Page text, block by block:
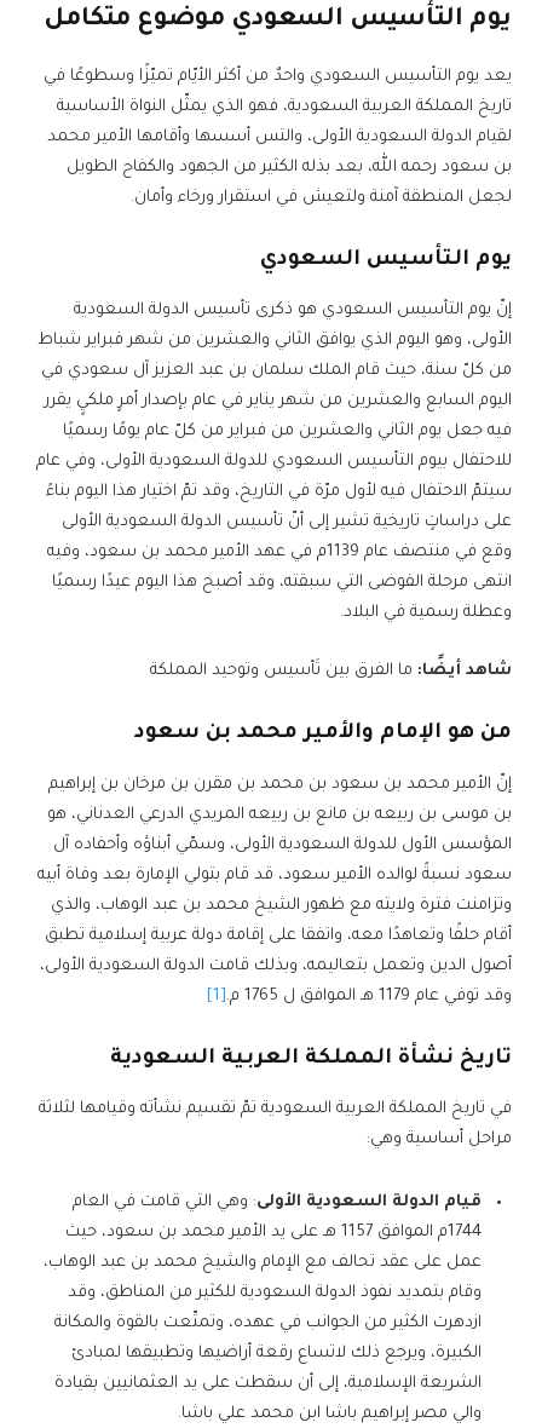
يوم التأسيس السعودي موضوع متكامل
يعد يوم التأسيس السعودي واحدٌ من أكثر الأيّام تميّزًا وسطوعًا في
تاريخ المملكة العربية السعودية، فهو الذي يمثّل النواة الأساسية
لقيام الدولة السعودية الأولى، والتس أسسها وأقامها الأمير محمد
بن سعود رحمه الله، بعد بذله الكثير من الجهود والكفاح الطويل
لجعل المنطقة آمنة ولتعيش في استقرار ورخاء وأمان.
يوم التأسيس السعودي
إنّ يوم التأسيس السعودي هو ذكرى تأسيس الدولة السعودية
الأولى، وهو اليوم الذي يوافق الثاني والعشرين من شهر فبراير شباط
من كلّ سنة، حيث قام الملك سلمان بن عبد العزيز آل سعودي في
اليوم السابع والعشرين من شهر يناير في عام بإصدار أمرٍ ملكيٍ يقرر
فيه جعل يوم الثاني والعشرين من فبراير من كلّ عام يومًا رسميًا
للاحتفال بيوم التأسيس السعودي للدولة السعودية الأولى، وفي عام
سيتمّ الاحتفال فيه لأول مرّة في التاريخ، وقد تمّ اختيار هذا اليوم بناءً
على دراساتٍ تاريخية تشير إلى أنّ تأسيس الدولة السعودية الأولى
وقع في منتصف عام 1139م في عهد الأمير محمد بن سعود، وفيه
انتهى مرحلة الفوضى التي سبقته، وقد أصبح هذا اليوم عيدًا رسميًا
وعطلة رسمية في البلاد.
شاهد أيضًا: ما الفرق بين تَأسيس وتوحيد المملكة
من هو الإمام والأمير محمد بن سعود
إنّ الأمير محمد بن سعود بن محمد بن مقرن بن مرخان بن إبراهيم
بن موسى بن ربيعه بن مانع بن ربيعه المريدي الدرعي العدناني، هو
المؤسس الأول للدولة السعودية الأولى، وسمّي أبناؤه وأحفاده آل
سعود نسبةً لوالده الأمير سعود، قد قام بتولي الإمارة بعد وفاة أبيه
وتزامنت فترة ولايته مع ظهور الشيخ محمد بن عبد الوهاب، والذي
أقام حلفًا وتعاهدًا معه، واتفقا على إقامة دولة عربية إسلامية تطبق
أصول الدين وتعمل بتعاليمه، وبذلك قامت الدولة السعودية الأولى،
وقد توفي عام 1179 هـ الموافق ل 1765 م.
تاريخ نشأة المملكة العربية السعودية
في تاريخ المملكة العربية السعودية تمّ تقسيم نشأته وقيامها لثلاثة
مراحل أساسية وهي:
قيام الدولة السعودية الأولى: وهي التي قامت في العام
1744م الموافق 1157 هـ على يد الأمير محمد بن سعود، حيث
عمل على عقد تحالف مع الإمام والشيخ محمد بن عبد الوهاب،
وقام بتمديد نفوذ الدولة السعودية للكثير من المناطق، وقد
ازدهرت الكثير من الجوانب في عهده، وتمتّعت بالقوة والمكانة
الكبيرة، ويرجع ذلك لاتساع رقعة أراضيها وتطبيقها لمبادئ
الشريعة الإسلامية، إلى أن سقطت على يد العثمانيين بقيادة
والي مصر إبراهيم باشا ابن محمد علي باشا.